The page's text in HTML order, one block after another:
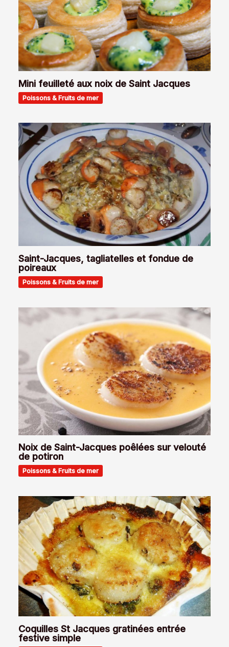
Mini feuilleté aux noix de Saint Jacques
Poissons & Fruits de mer
Saint-Jacques, tagliatelles et fondue de
poireaux
Poissons & Fruits de mer
Noix de Saint-Jacques poêlées sur velouté
de potiron
Poissons & Fruits de mer
Coquilles St Jacques gratinées entrée
festive simple